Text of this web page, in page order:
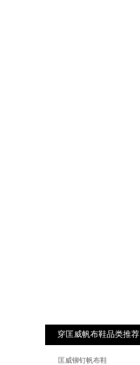
穿匡威帆布鞋品类推荐
匡威铆钉帆布鞋